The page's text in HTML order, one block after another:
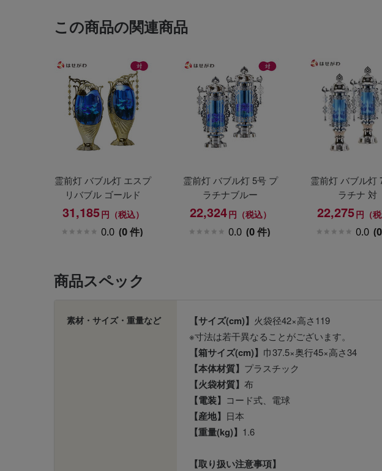
この商品の関連商品
霊前灯 バブル灯 エスプ
リバブル ゴールド
31,185円（税込）
0.0 (0 件)
霊前灯 バブル灯 5号 プ
ラチナブルー
22,324円（税込）
0.0 (0 件)
霊前灯 バブル灯
ラチナ 対
22,275円（税
0.0
商品スペック
素材・サイズ・重量など 【サイズ(cm)】 火袋径42×高さ119
※寸法は若干異なることがございます。
【箱サイズ(cm)】 巾37.5×奥行45×高さ34
【本体材質】 プラスチック
【火袋材質】 布
【電装】 コード式、電球
【産地】 日本
【重量(kg)】 1.6
【取り扱い注意事項】